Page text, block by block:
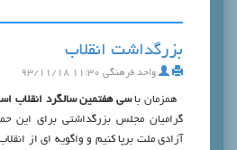
بزرگداشت انقلاب
واحد فرهنگی ۱۱:۳۰ ۹۳/۱۱/۱۸
همزمان باسي هفتمين سالگرد انقلاب
گراميان مجلس بزرگداشتي براي اين
آزادي ملت برپا كنيم و واگويه اي از